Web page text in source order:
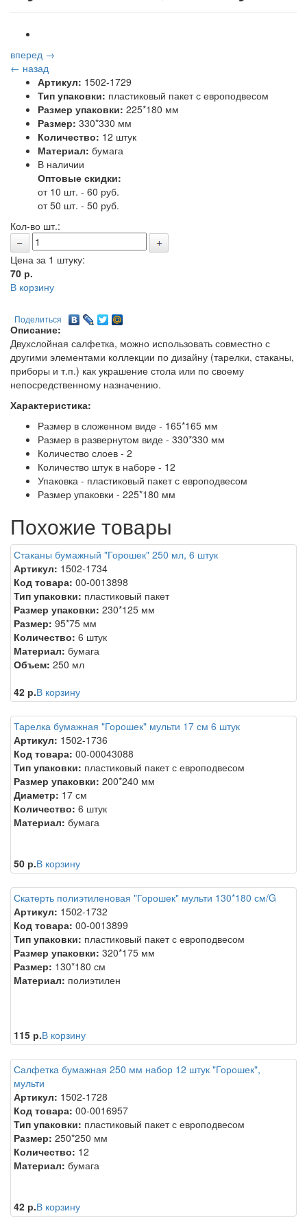
вперед →
← назад
Артикул: 1502-1729
Тип упаковки: пластиковый пакет с европодвесом
Размер упаковки: 225*180 мм
Размер: 330*330 мм
Количество: 12 штук
Материал: бумага
В наличии
Оптовые скидки:
от 10 шт. - 60 руб.
от 50 шт. - 50 руб.
Кол-во шт.:
Цена за 1 штуку:
70 р.
В корзину
Поделиться
Описание:
Двухслойная салфетка, можно использовать совместно с
другими элементами коллекции по дизайну (тарелки, стаканы,
приборы и т.п.) как украшение стола или по своему
непосредственному назначению.
Характеристика:
Размер в сложенном виде - 165*165 мм
Размер в развернутом виде - 330*330 мм
Количество слоев - 2
Количество штук в наборе - 12
Упаковка - пластиковый пакет с европодвесом
Размер упаковки - 225*180 мм
Похожие товары
Стаканы бумажный "Горошек" 250 мл, 6 штук
Артикул: 1502-1734
Код товара: 00-0013898
Тип упаковки: пластиковый пакет
Размер упаковки: 230*125 мм
Размер: 95*75 мм
Количество: 6 штук
Материал: бумага
Объем: 250 мл
42 р.В корзину
Тарелка бумажная "Горошек" мульти 17 см 6 штук
Артикул: 1502-1736
Код товара: 00-00043088
Тип упаковки: пластиковый пакет с европодвесом
Размер упаковки: 200*240 мм
Диаметр: 17 см
Количество: 6 штук
Материал: бумага
50 р.В корзину
Скатерть полиэтиленовая "Горошек" мульти 130*180 см/G
Артикул: 1502-1732
Код товара: 00-0013899
Тип упаковки: пластиковый пакет с европодвесом
Размер упаковки: 320*175 мм
Размер: 130*180 см
Материал: полиэтилен
115 р.В корзину
Салфетка бумажная 250 мм набор 12 штук "Горошек",
мульти
Артикул: 1502-1728
Код товара: 00-0016957
Тип упаковки: пластиковый пакет с европодвесом
Размер: 250*250 мм
Количество: 12
Материал: бумага
42 р.В корзину